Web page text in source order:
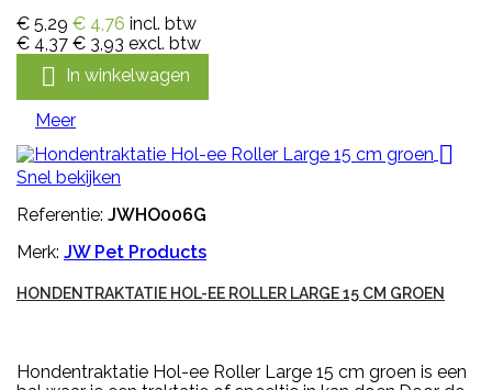
€ 5,29 € 4,76 incl. btw
€ 4,37 € 3,93 excl. btw
 In winkelwagen
Meer

Snel bekijken
Referentie: JWHO006G
Merk: JW Pet Products
HONDENTRAKTATIE HOL-EE ROLLER LARGE 15 CM GROEN
Hondentraktatie Hol-ee Roller Large 15 cm groen is een